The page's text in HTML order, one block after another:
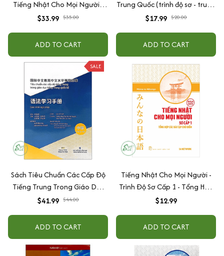
Tiếng Nhật Cho Mọi Người -
Trình Độ Sơ Cấp 1: Bản Tiếng
Ngữ Pháp Tiếng Việt (Bộ Sách
Nhật Hiệu Qủa Dành Cho
Người Việt / Tặng Kèm
Bookmark Happy Life)
$33.99 $35.00
ADD TO CART
Trung Quốc (trình độ sơ - trung
cấp)
$17.99 $20.00
ADD TO CART
SALE
Sách Tiêu Chuẩn Các Cấp Độ
Tiếng Trung Trong Giáo Dục
Tiếng Trung Quốc Tế - Giáo
$41.99 $44.00
ADD TO CART
Tiếng Nhật Cho Mọi Người -
Trình Độ Sơ Cấp 1 - Tổng Hợp
Các Bài Tập Chủ Điểm (Bản
$12.99
ADD TO CART